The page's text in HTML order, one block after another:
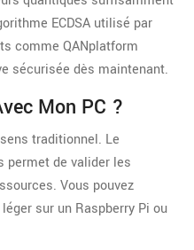
ECDSA utilisé par
comme QANplatform
sécurisée dès maintenant.
Mon PC ?
traditionnel. Le
permet de valider les
Vous pouvez
sur un Raspberry Pi ou